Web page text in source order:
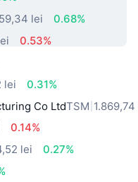
lei
0.68%
0.53%
lei
0.31%
Co LtdTSM
0.14%
lei
0.27%